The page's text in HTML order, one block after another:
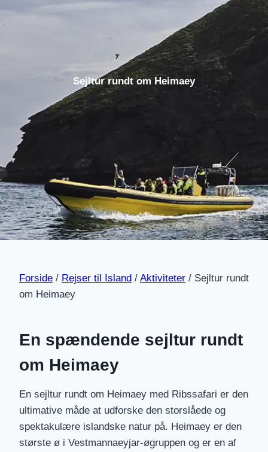
Sejltur rundt om Heimaey
Forside / Rejser til Island / Aktiviteter / Sejltur rundt
om Heimaey
En spændende sejltur rundt
om Heimaey
En sejltur rundt om Heimaey med Ribssafari er den
ultimative måde at udforske den storslåede og
spektakulære islandske natur på. Heimaey er den
største ø i Vestmannaeyjar-øgruppen og er en af